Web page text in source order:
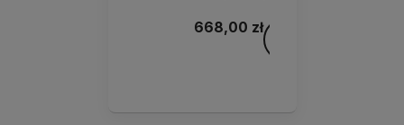
668,00 złRozmiar
ramy: